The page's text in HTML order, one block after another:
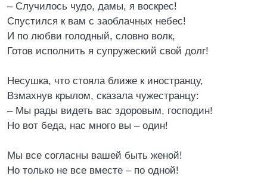
– Случилось чудо, дамы, я воскрес!
Спустился к вам с заоблачных небес!
И по любви голодный, словно волк,
Готов исполнить я супружеский свой долг!
Несушка, что стояла ближе к иностранцу,
Взмахнув крылом, сказала чужестранцу:
– Мы рады видеть вас здоровым, господин!
Но вот беда, нас много вы – один!
Мы все согласны вашей быть женой!
Но только не все вместе – по одной!